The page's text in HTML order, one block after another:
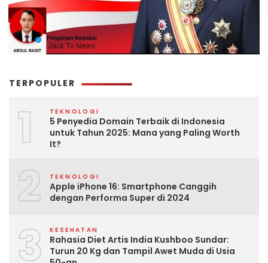
TERPOPULER
1 TEKNOLOGI
5 Penyedia Domain Terbaik di Indonesia
untuk Tahun 2025: Mana yang Paling Worth
It?
2 TEKNOLOGI
Apple iPhone 16: Smartphone Canggih
dengan Performa Super di 2024
3 KESEHATAN
Rahasia Diet Artis India Kushboo Sundar:
Turun 20 Kg dan Tampil Awet Muda di Usia